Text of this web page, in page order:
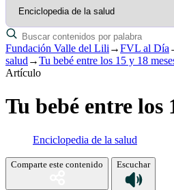
Fundación Valle del Lili →FVL al Día
salud →Tu bebé entre los 15 y 18
Artículo
Tu bebé entre los
Enciclopedia de la salud
Comparte este contenido Escuchar